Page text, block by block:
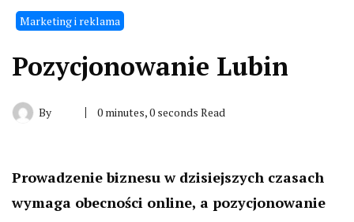
Marketing i reklama
Pozycjonowanie Lubin
By 0 minutes, 0 seconds Read
Prowadzenie biznesu w dzisiejszych czasach
wymaga obecności online, a pozycjonowanie